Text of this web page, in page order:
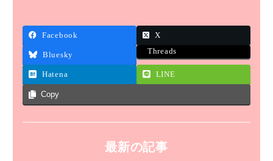
Facebook X
Bluesky Threads
Hatena LINE
Copy
最新の記事